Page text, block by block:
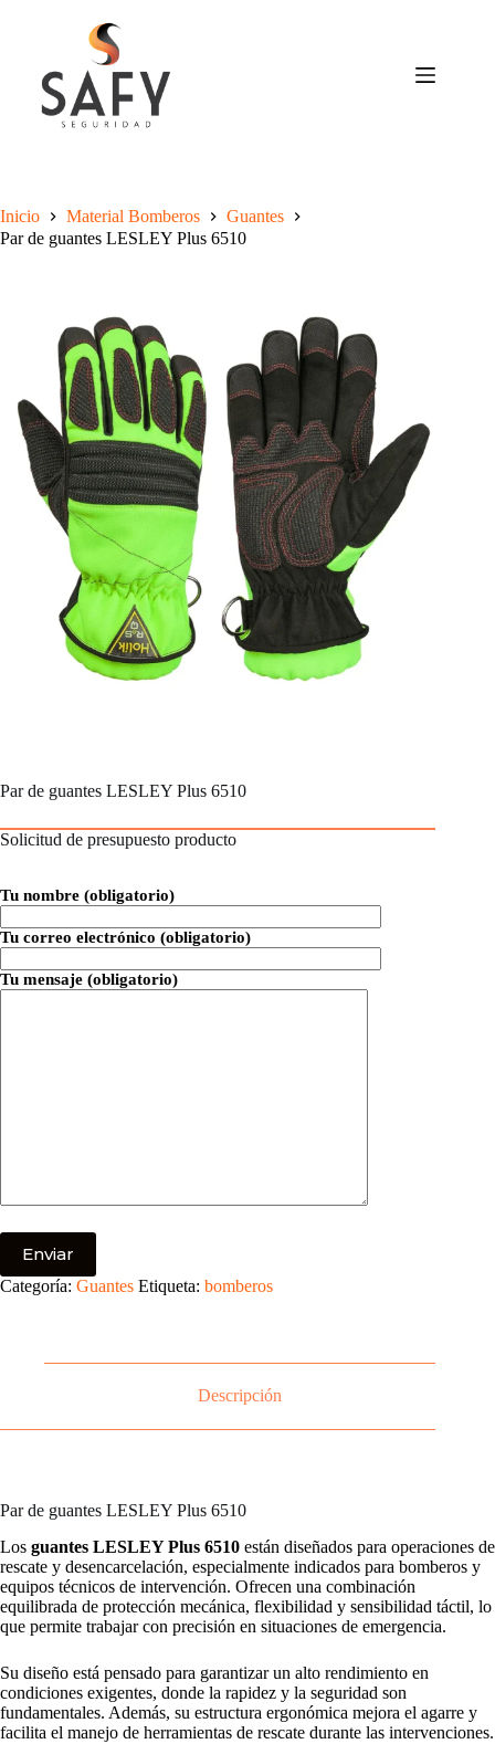
Inicio Material Bomberos
Guantes
Par de guantes LESLEY Plus 6510
Par de guantes LESLEY Plus 6510
Solicitud de presupuesto producto
Tu nombre (obligatorio)
Tu correo electrónico (obligatorio)
Tu mensaje (obligatorio)
Categoría: Guantes Etiqueta: bomberos
Descripción
Par de guantes LESLEY Plus 6510
Los guantes LESLEY Plus 6510 están diseñados para operaciones de
rescate y desencarcelación, especialmente indicados para bomberos y
equipos técnicos de intervención. Ofrecen una combinación
equilibrada de protección mecánica, flexibilidad y sensibilidad táctil, lo
que permite trabajar con precisión en situaciones de emergencia.
Su diseño está pensado para garantizar un alto rendimiento en
condiciones exigentes, donde la rapidez y la seguridad son
fundamentales. Además, su estructura ergonómica mejora el agarre y
facilita el manejo de herramientas de rescate durante las intervenciones.